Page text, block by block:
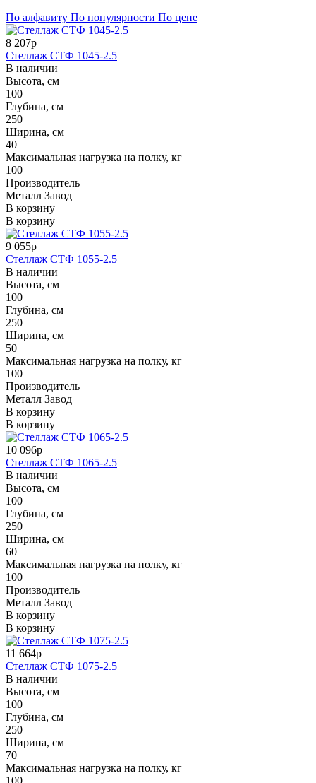
По алфавиту По популярности По цене
8 207р
Стеллаж СТФ 1045-2.5
В наличии
Высота, см
100
Глубина, см
250
Ширина, см
40
Максимальная нагрузка на полку, кг
100
Производитель
Металл Завод
В корзину
В корзину
9 055р
Стеллаж СТФ 1055-2.5
В наличии
Высота, см
100
Глубина, см
250
Ширина, см
50
Максимальная нагрузка на полку, кг
100
Производитель
Металл Завод
В корзину
В корзину
10 096р
Стеллаж СТФ 1065-2.5
В наличии
Высота, см
100
Глубина, см
250
Ширина, см
60
Максимальная нагрузка на полку, кг
100
Производитель
Металл Завод
В корзину
В корзину
11 664р
Стеллаж СТФ 1075-2.5
В наличии
Высота, см
100
Глубина, см
250
Ширина, см
70
Максимальная нагрузка на полку, кг
100